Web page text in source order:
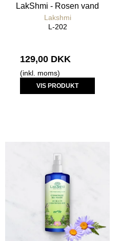
LakShmi - Rosen vand
Lakshmi
L-202
129,00 DKK
(inkl. moms)
VIS PRODUKT